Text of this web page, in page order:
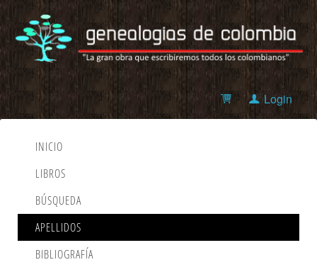
Login
INICIO
LIBROS
BÚSQUEDA
APELLIDOS
BIBLIOGRAFÍA